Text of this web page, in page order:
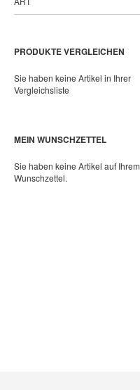
PRODUKTE VERGLEICHEN
Sie haben keine Artikel in Ihrer
Vergleichsliste
MEIN WUNSCHZETTEL
Sie haben keine Artikel auf Ihrem
Wunschzettel.